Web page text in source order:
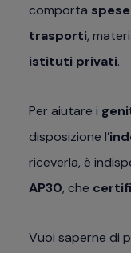
comporta
trasporti,
istituti privati.
Per aiutare i
disposizione l’
riceverla, è
AP30, che
Vuoi saperne di